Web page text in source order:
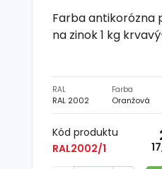
Farba antikorózna
na zinok 1 kg
RAL
RAL 2002
Farba
Oranžová
Kód produktu
RAL2002/1